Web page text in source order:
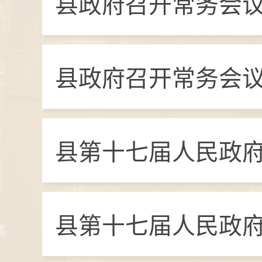
县政府召开常务会
县第十七届人民政
县第十七届人民政